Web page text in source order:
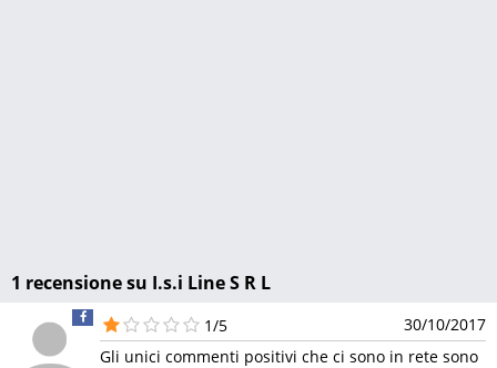
1 recensione su I.s.i Line S R L
1/5
30/10/2017
Gli unici commenti positivi che ci sono in rete sono